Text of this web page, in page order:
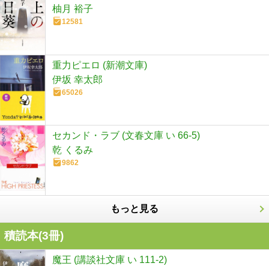
柚月 裕子
12581
重力ピエロ (新潮文庫)
伊坂 幸太郎
65026
セカンド・ラブ (文春文庫 い 66-5)
乾 くるみ
9862
もっと見る
積読本(3冊)
魔王 (講談社文庫 い 111-2)